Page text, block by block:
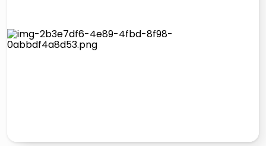
pattumiera raccolta differenziata